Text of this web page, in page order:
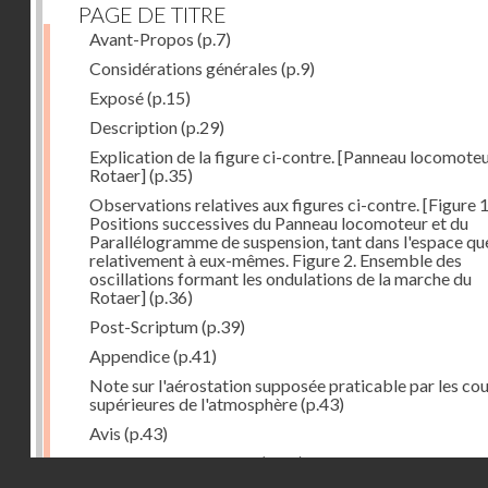
PAGE DE TITRE
Avant-Propos (p.7)
Considérations générales (p.9)
Exposé(p.15)
Description(p.29)
Explication de la figure ci-contre. [Panneau
Rotaer](p.35)
Observations relatives aux figures ci-contre. [Figure
Positions successives du Panneau locomoteur et du
Parallélogramme de suspension, tant dans l'espace
relativement à eux-mêmes. Figure 2. Ensemble des
oscillations formant les ondulations de la marche du
Rotaer](p.36)
Post-Scriptum(p.39)
Appendice(p.41)
Note sur l'aérostation supposée praticable par les
supérieures de l'atmosphère(p.43)
Avis (p.43)
Historique du système(p.44)